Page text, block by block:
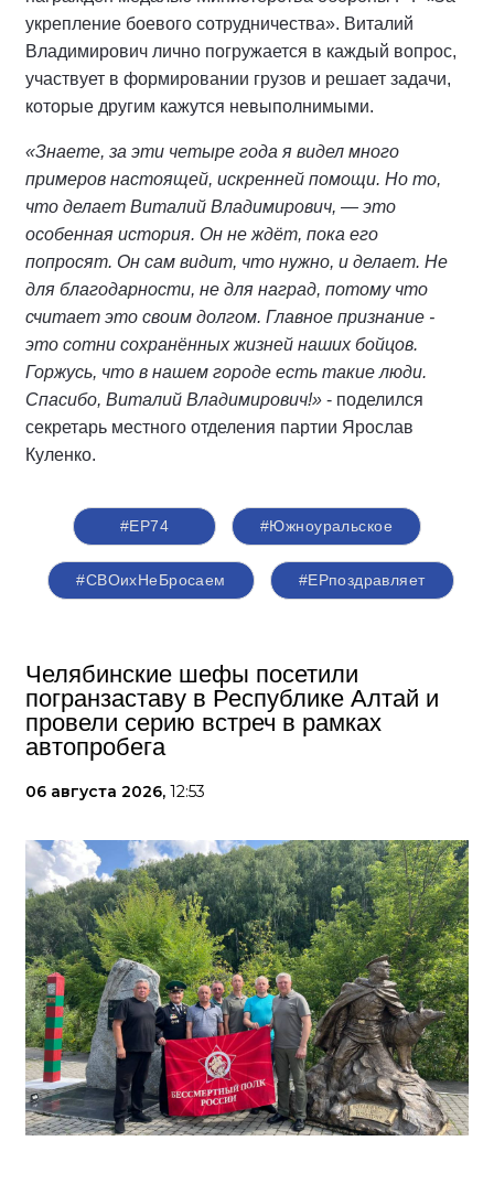
укрепление боевого сотрудничества». Виталий
Владимирович лично погружается в каждый вопрос,
участвует в формировании грузов и решает задачи,
которые другим кажутся невыполнимыми.
«Знаете, за эти четыре года я видел много
примеров настоящей, искренней помощи. Но то,
что делает Виталий Владимирович, — это
особенная история. Он не ждёт, пока его
попросят. Он сам видит, что нужно, и делает. Не
для благодарности, не для наград, потому что
считает это своим долгом. Главное признание -
это сотни сохранённых жизней наших бойцов.
Горжусь, что в нашем городе есть такие люди.
Спасибо, Виталий Владимирович!» - поделился
секретарь местного отделения партии Ярослав
Куленко.
#ЕР74 #Южноуральское
#СВОихНеБросаем #ЕРпоздравляет
Челябинские шефы посетили
погранзаставу в Республике Алтай и
провели серию встреч в рамках
автопробега
06 августа 2026, 12:53